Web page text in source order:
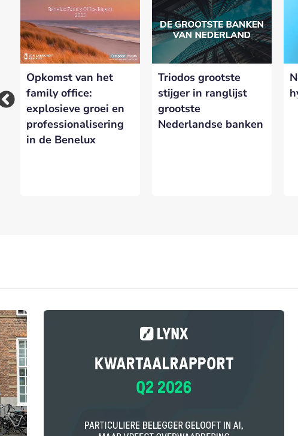
Partnerships bij Banken.nl
Een partnership met Banken.nl biedt diverse mogelijkheden om je merk
het platform voor de Nederlandse bankensector.
Geïnteresseerd in meer informatie?
Laat hieronder je gegevens achter.
Opkomst van het
family office:
explosieve groei en
professionalisering
in de Benelux
Triodos grootste
stijger in ranglijst
grootste
Nederlandse banken